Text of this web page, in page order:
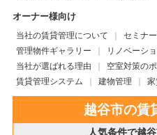
オーナー様向け
当社の賃貸管理について セミナ
管理物件ギャラリー
リノベーシ
当社が選ばれる理由
空室対策の
賃貸管理システム
建物管理
越谷市の賃
人気条件で越